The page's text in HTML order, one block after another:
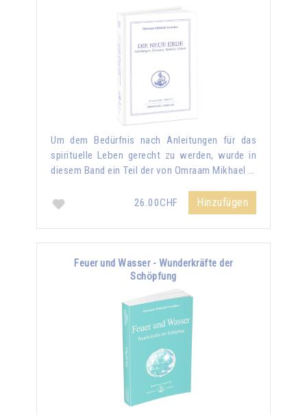
Um dem Bedürfnis nach Anleitungen für das
spirituelle Leben gerecht zu werden, wurde in
diesem Band ein Teil der von Omraam Mikhael …
26.00CHF Hinzufügen
Feuer und Wasser - Wunderkräfte der
Schöpfung